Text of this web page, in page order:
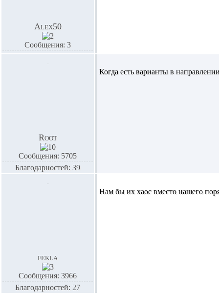
Alex50
Сообщения: 3
Root
Сообщения: 5705
Благодарностей: 39
Когда есть варианты в
fekla
Сообщения: 3966
Благодарностей: 27
Нам бы их хаос вместо нашего